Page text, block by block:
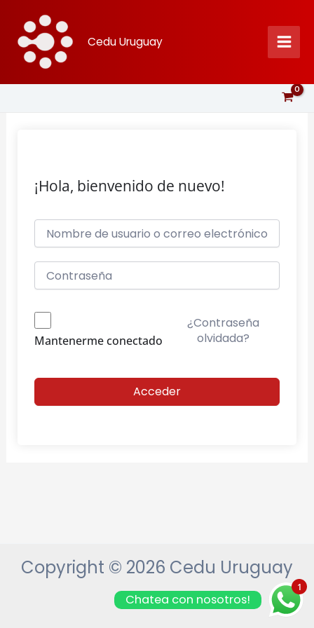
contenido
Cedu Uruguay
¡Hola, bienvenido de nuevo!
Mantenerme conectado
¿Contraseña
olvidada?
Acceder
Copyright © 2026 Cedu Uruguay
1
Chatea con nosotros!